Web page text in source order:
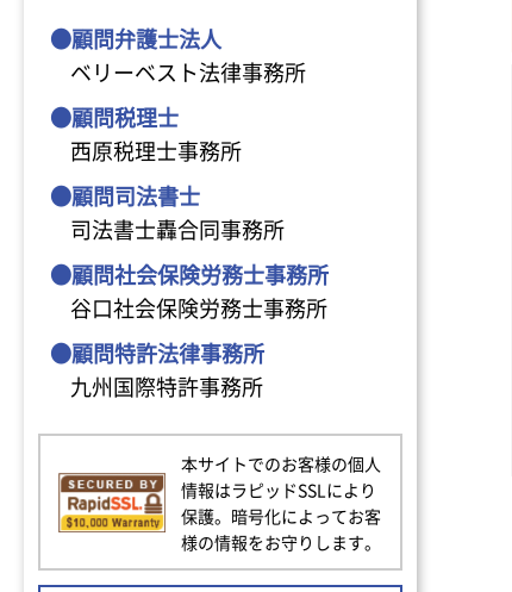
●顧問弁護士法人
ベリーベスト法律事務所
●顧問税理士
西原税理士事務所
●顧問司法書士
司法書士轟合同事務所
●顧問社会保険労務士事務所
谷口社会保険労務士事務所
●顧問特許法律事務所
九州国際特許事務所
本サイトでのお客様の個人
情報はラピッドSSLにより
保護。暗号化によってお客
様の情報をお守りします。